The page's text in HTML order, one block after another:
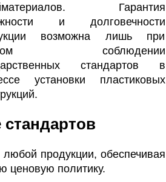
Гарантия
и долговечности
возможна лишь при
соблюдении
стандартов в
установки пластиковых
продукции, обеспечивая
ценовую политику.